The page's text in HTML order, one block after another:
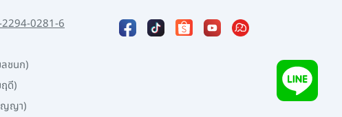
0281-6
ชนก)
ดี)
ญา)